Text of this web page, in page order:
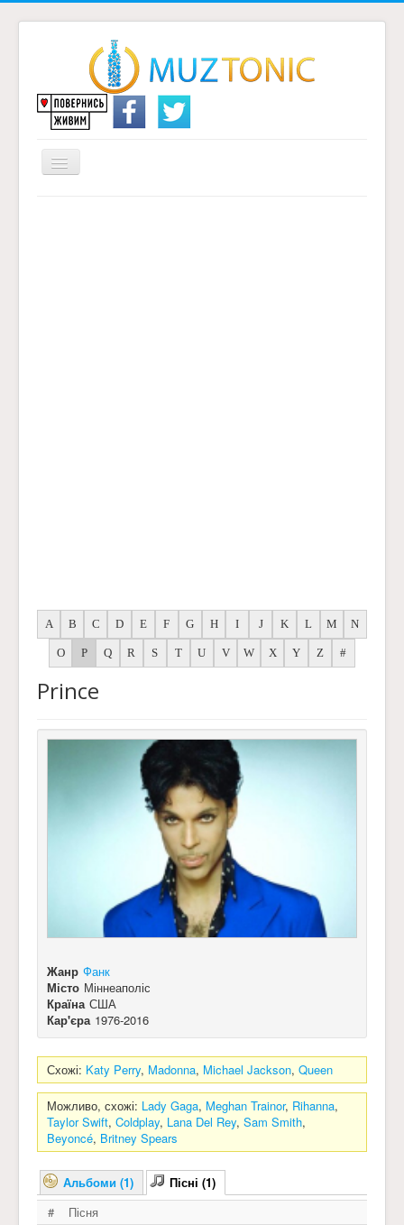
Перемикач
навігації
A B C D E F G H I J K L M N
O P Q R S T U V W X Y Z #
Prince
Жанр Фанк
Місто Міннеаполіс
Країна США
Кар'єра 1976-2016
Схожі: Katy Perry, Madonna, Michael Jackson, Queen
Можливо, схожі: Lady Gaga, Meghan Trainor, Rihanna,
Taylor Swift, Coldplay, Lana Del Rey, Sam Smith,
Beyoncé, Britney Spears
Альбоми (1)
Пісні (1)
#
Пісня